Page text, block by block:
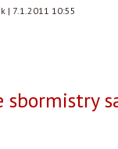
| 7.1.2011 10:55
sbormistry